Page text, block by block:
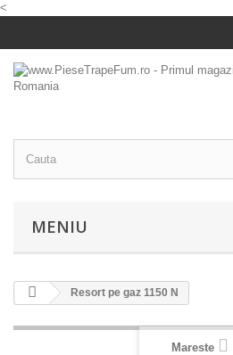
<
MENIU
Resort pe gaz 1150 N
Mareste